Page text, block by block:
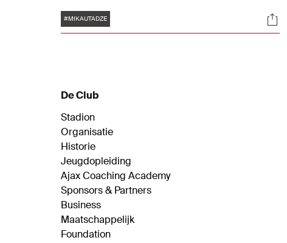
Amsterdam een contract tot en met 30 juni
2028. Ajax betaalt een transfersom van ruim
Tags
#MIKAUTADZE
De Club
Stadion
Organisatie
Historie
Jeugdopleiding
Ajax Coaching Academy
Sponsors & Partners
Business
Maatschappelijk
Foundation